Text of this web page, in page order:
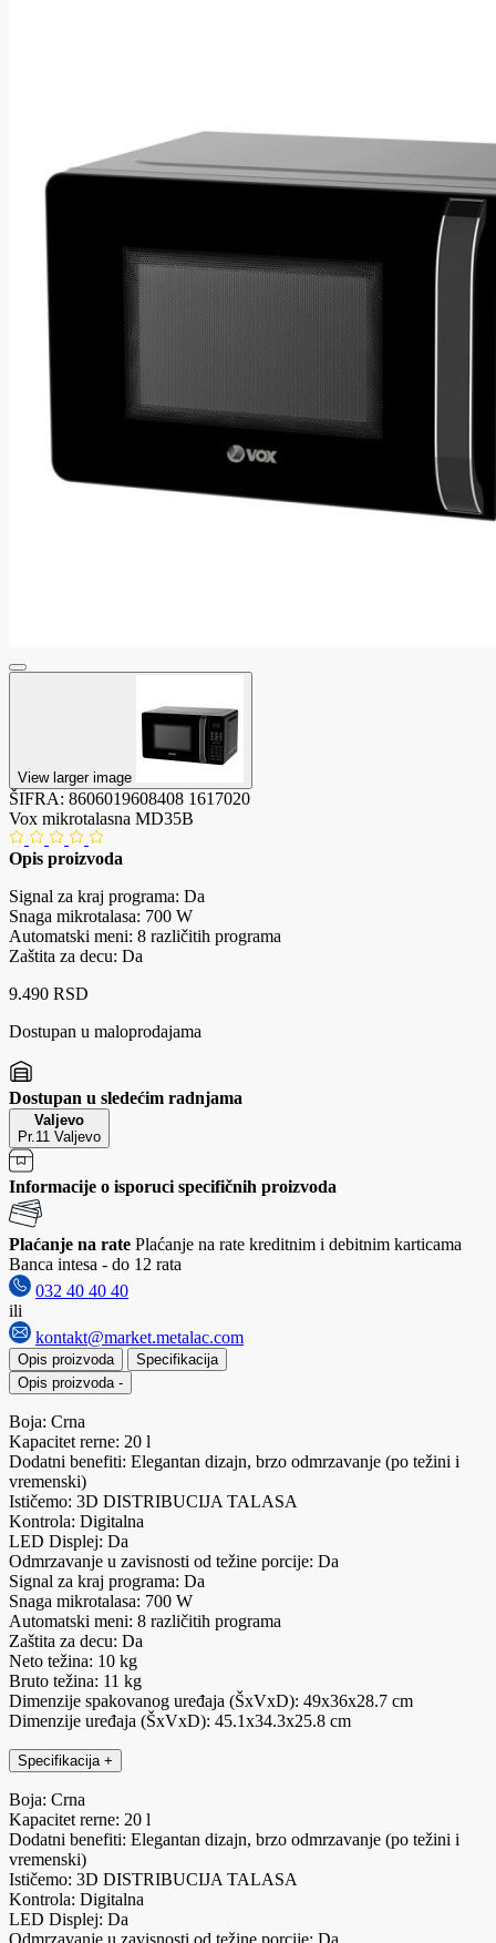
View larger image
ŠIFRA: 8606019608408 1617020
Vox mikrotalasna MD35B
Opis proizvoda
Signal za kraj programa: Da
Snaga mikrotalasa: 700 W
Automatski meni: 8 različitih programa
Zaštita za decu: Da
9.490 RSD
Dostupan u maloprodajama
Dostupan u sledećim radnjama
Valjevo
Pr.11 Valjevo
Informacije o isporuci specifičnih proizvoda
Plaćanje na rate Plaćanje na rate kreditnim i debitnim karticama
Banca intesa - do 12 rata
032 40 40 40
ili
kontakt@market.metalac.com
Opis proizvoda
Specifikacija
Opis proizvoda -
Boja: Crna
Kapacitet rerne: 20 l
Dodatni benefiti: Elegantan dizajn, brzo odmrzavanje (po težini i
vremenski)
Ističemo: 3D DISTRIBUCIJA TALASA
Kontrola: Digitalna
LED Displej: Da
Odmrzavanje u zavisnosti od težine porcije: Da
Signal za kraj programa: Da
Snaga mikrotalasa: 700 W
Automatski meni: 8 različitih programa
Zaštita za decu: Da
Neto težina: 10 kg
Bruto težina: 11 kg
Dimenzije spakovanog uređaja (ŠxVxD): 49x36x28.7 cm
Dimenzije uređaja (ŠxVxD): 45.1x34.3x25.8 cm
Specifikacija +
Boja: Crna
Kapacitet rerne: 20 l
Dodatni benefiti: Elegantan dizajn, brzo odmrzavanje (po težini i
vremenski)
Ističemo: 3D DISTRIBUCIJA TALASA
Kontrola: Digitalna
LED Displej: Da
Odmrzavanje u zavisnosti od težine porcije: Da